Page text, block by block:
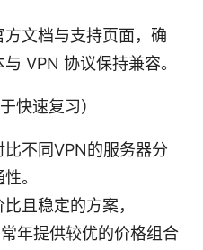
文档与支持页面，确
VPN 协议保持兼容。
快速复习）
不同VPN的服务器分
。
且稳定的方案，
年提供较优的价格组合